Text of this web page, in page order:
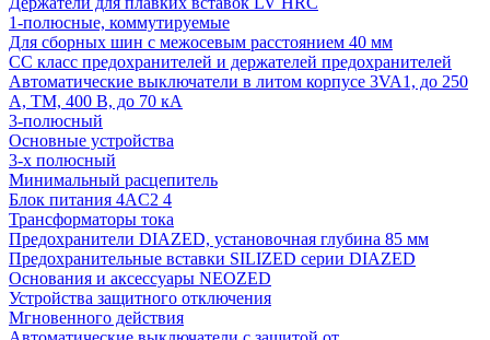
1-полюсные, коммутируемые
Для сборных шин с межосевым расстоянием 40 мм
СС класс предохранителей и держателей предохранителей
Автоматические выключатели в литом корпусе 3VA1, до 250
А, TM, 400 В, до 70 кА
3-полюсный
Основные устройства
3-х полюсный
Минимальный расцепитель
Блок питания 4AC2 4
Трансформаторы тока
Предохранители DIAZED, установочная глубина 85 мм
Предохранительные вставки SILIZED серии DIAZED
Основания и аксессуары NEOZED
Устройства защитного отключения
Мгновенного действия